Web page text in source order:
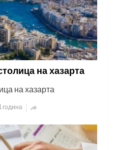
на хазарта
на хазарта
година 